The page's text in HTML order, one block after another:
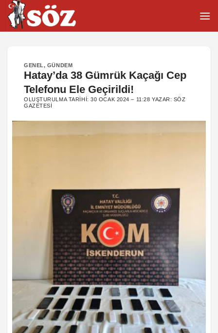
İçeriğe
atla
GENEL, GÜNDEM
Hatay’da 38 Gümrük Kaçağı Cep
Telefonu Ele Geçirildi!
OLUŞTURULMA TARIHI:30 OCAK 2024 – 11:28 YAZAR: SÖZ
GAZETESI